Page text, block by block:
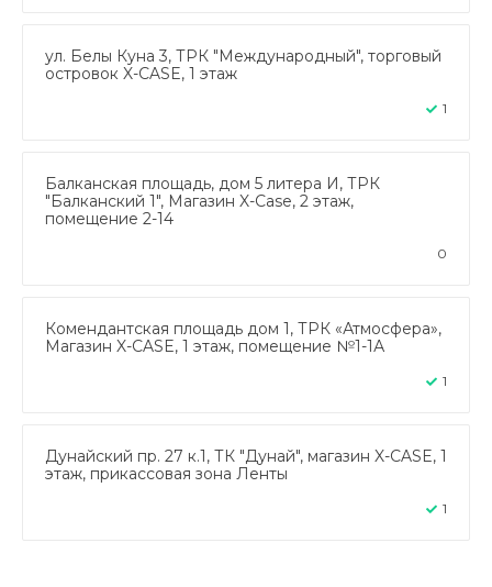
ул. Белы Куна 3, ТРК "Международный", торговый
островок X-CASE, 1 этаж
1
Балканская площадь, дом 5 литера И, ТРК
"Балканский 1", Магазин X-Case, 2 этаж,
помещение 2-14
0
Комендантская площадь дом 1, ТРК «Атмосфера»,
Магазин X-CASE, 1 этаж, помещение №1-1А
1
Дунайский пр. 27 к.1, ТК "Дунай", магазин X-CASE, 1
этаж, прикассовая зона Ленты
1